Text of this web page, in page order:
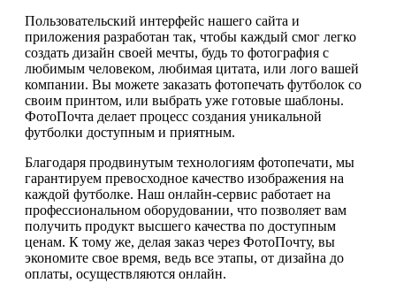
Пользовательский интерфейс нашего сайта и
приложения разработан так, чтобы каждый смог легко
создать дизайн своей мечты, будь то фотография с
любимым человеком, любимая цитата, или лого вашей
компании. Вы можете заказать фотопечать футболок со
своим принтом, или выбрать уже готовые шаблоны.
ФотоПочта делает процесс создания уникальной
футболки доступным и приятным.
Благодаря продвинутым технологиям фотопечати, мы
гарантируем превосходное качество изображения на
каждой футболке. Наш онлайн-сервис работает на
профессиональном оборудовании, что позволяет вам
получить продукт высшего качества по доступным
ценам. К тому же, делая заказ через ФотоПочту, вы
экономите свое время, ведь все этапы, от дизайна до
оплаты, осуществляются онлайн.